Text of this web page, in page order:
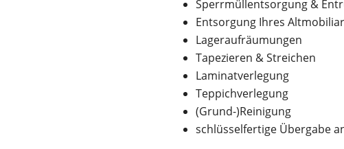
Sperrmüllentsorgung &
Entsorgung Ihres
Lageraufräumungen
Tapezieren & Streichen
Laminatverlegung
Teppichverlegung
(Grund-)Reinigung
schlüsselfertige Übergabe